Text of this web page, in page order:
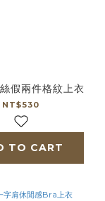
假兩件格紋上衣
NT$530
TO CART